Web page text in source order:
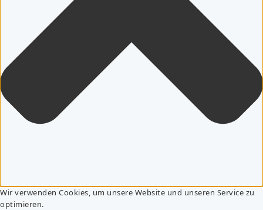
Wir verwenden Cookies, um unsere Website und unseren Service zu
optimieren.